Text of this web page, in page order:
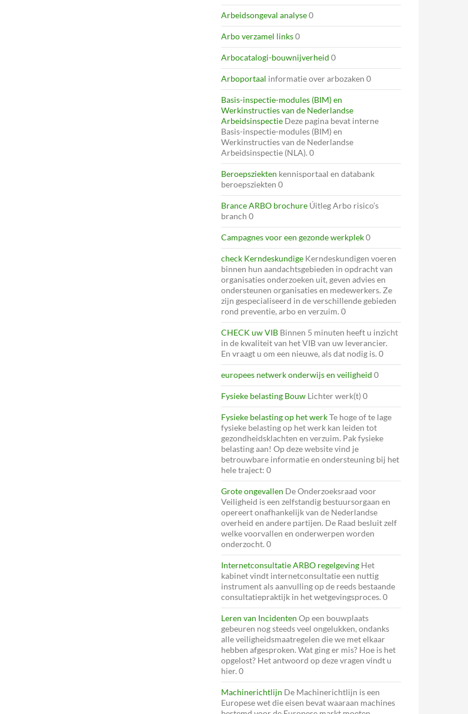
Arbeidsongeval analyse0
Arbo verzamel links0
Arbocatalogi-bouwnijverheid 0
Arboportaal informatie over arbozaken 0
Basis-inspectie-modules (BIM) en
Werkinstructies van de Nederlandse
Arbeidsinspectie Deze pagina bevat interne
Basis-inspectie-modules (BIM) en
Werkinstructies van de Nederlandse
Arbeidsinspectie (NLA). 0
Beroepsziekten kennisportaal en databank
beroepsziekten 0
Brance ARBO brochure Úitleg Arbo risico’s
branch 0
Campagnes voor een gezonde werkplek0
check Kerndeskundige Kerndeskundigen voeren
binnen hun aandachtsgebieden in opdracht van
organisaties onderzoeken uit, geven advies en
ondersteunen organisaties en medewerkers. Ze
zijn gespecialiseerd in de verschillende gebieden
rond preventie, arbo en verzuim. 0
CHECK uw VIB Binnen 5 minuten heeft u inzicht
in de kwaliteit van het VIB van uw leverancier.
En vraagt u om een nieuwe, als dat nodig is. 0
europees netwerk onderwijs en veiligheid 0
Fysieke belasting Bouw Lichter werk(t) 0
Fysieke belasting op het werkTe hoge of te lage
fysieke belasting op het werk kan leiden tot
gezondheidsklachten en verzuim. Pak fysieke
belasting aan! Op deze website vind je
betrouwbare informatie en ondersteuning bij het
hele traject: 0
Grote ongevallen De Onderzoeksraad voor
Veiligheid is een zelfstandig bestuursorgaan en
opereert onafhankelijk van de Nederlandse
overheid en andere partijen. De Raad besluit zelf
welke voorvallen en onderwerpen worden
onderzocht. 0
Internetconsultatie ARBO regelgeving Het
kabinet vindt internetconsultatie een nuttig
instrument als aanvulling op de reeds bestaande
consultatiepraktijk in het wetgevingsproces. 0
Leren van Incidenten Op een bouwplaats
gebeuren nog steeds veel ongelukken, ondanks
alle veiligheidsmaatregelen die we met elkaar
hebben afgesproken. Wat ging er mis? Hoe is het
opgelost? Het antwoord op deze vragen vindt u
hier. 0
Machinerichtlijn De Machinerichtlijn is een
Europese wet die eisen bevat waaraan machines